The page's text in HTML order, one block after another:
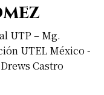
UTP – Mg.
UTEL México -
Castro